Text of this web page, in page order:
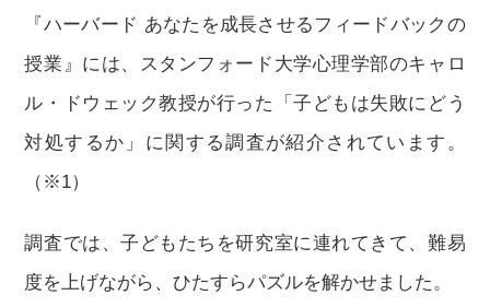
『ハーバード あなたを成長させるフィードバックの
授業』には、スタンフォード大学心理学部のキャロ
ル・ドウェック教授が行った「子どもは失敗にどう
対処するか」に関する調査が紹介されています。
（※1）
調査では、子どもたちを研究室に連れてきて、難易
度を上げながら、ひたすらパズルを解かせました。